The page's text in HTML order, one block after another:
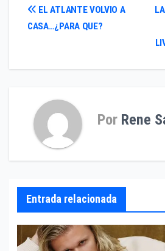
Navegación
entradas
EL ATLANTE VOLVIO A
CASA…¿PARA QUE?
Por Rene
Entrada relacionada